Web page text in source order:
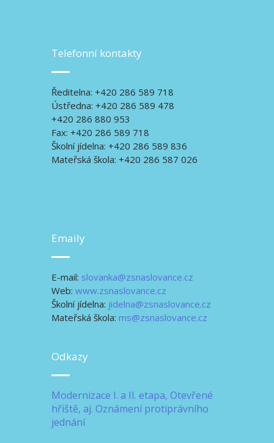
Telefonní kontakty
Ředitelna: +420 286 589 718
Ústředna: +420 286 589 478
+420 286 880 953
Fax: +420 286 589 718
Školní jídelna: +420 286 589 836
Mateřská škola: +420 286 587 026
Emaily
E-mail: slovanka@zsnaslovance.cz
Web: www.zsnaslovance.cz
Školní jídelna: jidelna@zsnaslovance.cz
Mateřská škola: ms@zsnaslovance.cz
Odkazy
Modernizace I. a II. etapa, Otevřené
hřiště, aj. Oznámení protiprávního
jednání